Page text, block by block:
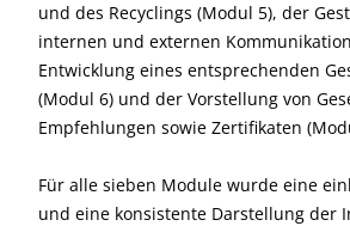
und des Recyclings (Modul 5), der
internen und externen
Entwicklung eines entsprechenden
(Modul 6) und der Vorstellung von
Empfehlungen sowie Zertifikaten
Für alle sieben Module wurde eine
und eine konsistente Darstellung der